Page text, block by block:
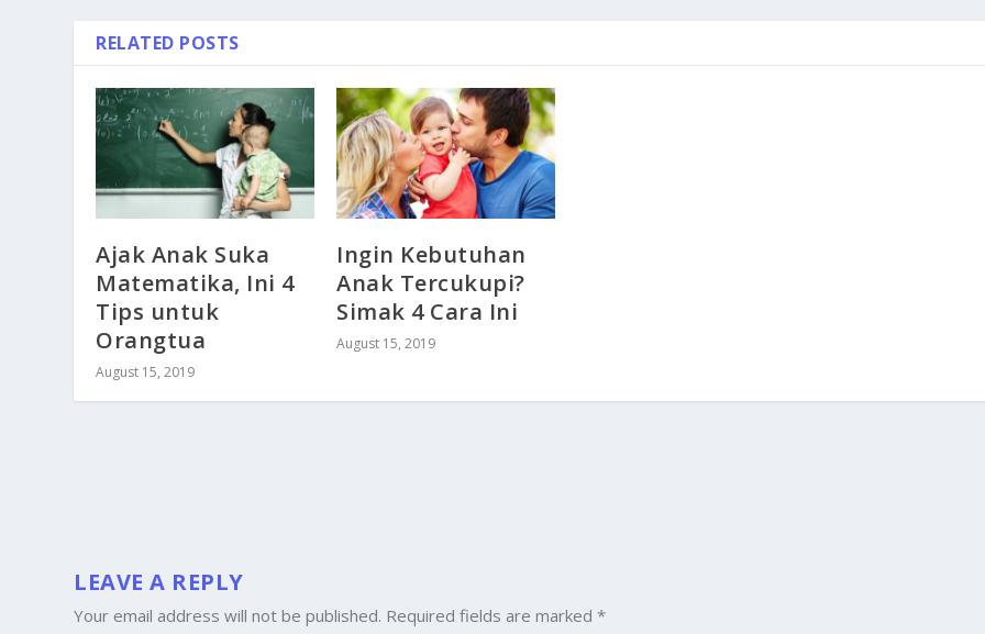
RELATED POSTS
Ajak Anak Suka
Matematika, Ini 4
Tips untuk
Orangtua
August 15, 2019
Ingin Kebutuhan
Anak Tercukupi?
Simak 4 Cara Ini
August 15, 2019
LEAVE A REPLY
Your email address will not be published. Required fields are marked*